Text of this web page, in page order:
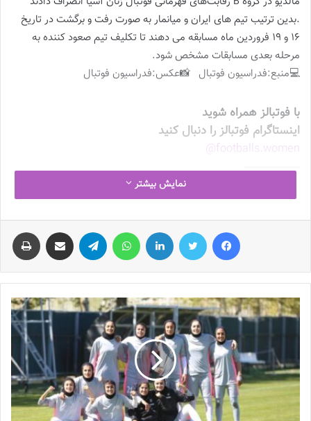
.بدین ترتیب تیم های ایران و میانمار به صورت رفت و برگشت در تاریخ
۱۶ و ۱۹ فروردین ماه مسابقه می دهند تا تکلیف تیم صعود کننده به
مرحله بعدی مسابقات مشخص شود.
💻منبع:فدراسیون فوتبال 📸عکس:فدراسیون فوتبال
با فوتبالز همراه شوید
اینستاگرام فوتبالز را دنبال کنید
footballs.women@
برچسب ها تیم ملی فوتبال روزنامه فوتبالز فدراسیون فوتبال
فوتبال
فوتبال بانوان
فوتبال زنان
نمایش بیشتر